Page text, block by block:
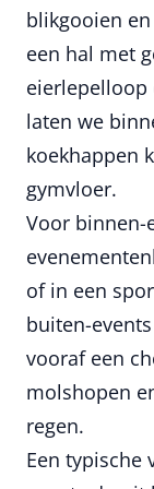
blikgooien
een hal met
eierlepelloop
laten we
koekhappen
gymvloer.
Voor binnen-
of in een
buiten-
vooraf een
molshopen
regen.
Een typische